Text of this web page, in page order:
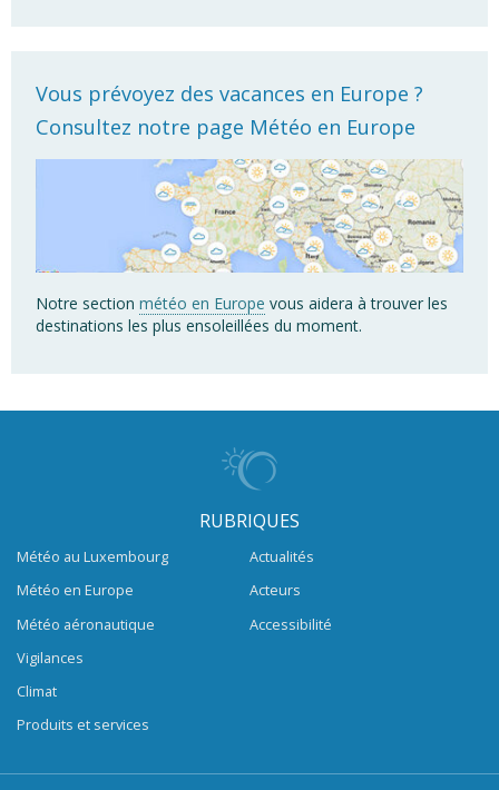
Vous prévoyez des vacances en Europe ?
Consultez notre page Météo en Europe
Notre sectionmétéo en Europe vous aidera à trouver les
destinations les plus ensoleillées du moment.
RUBRIQUES
Météo au Luxembourg
Météo en Europe
Météo aéronautique
Vigilances
Climat
Produits et services
Actualités
Acteurs
Accessibilité